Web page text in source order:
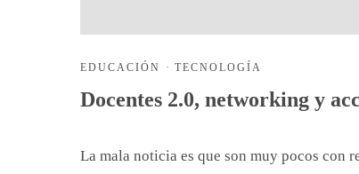
EDUCACIÓN · TECNOLOGÍA
Docentes 2.0, networking y
La mala noticia es que son muy pocos con